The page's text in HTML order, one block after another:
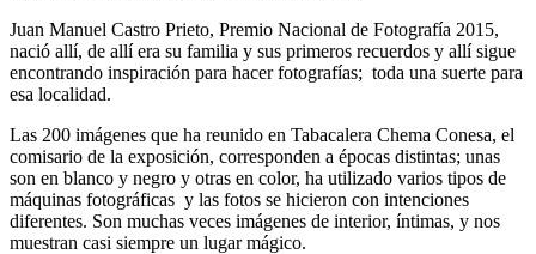
Juan Manuel Castro Prieto, Premio Nacional de Fotografía 2015,
nació allí, de allí era su familia y sus primeros recuerdos y allí sigue
encontrando inspiración para hacer fotografías; toda una suerte para
esa localidad.
Las 200 imágenes que ha reunido en Tabacalera Chema Conesa, el
comisario de la exposición, corresponden a épocas distintas; unas
son en blanco y negro y otras en color, ha utilizado varios tipos de
máquinas fotográficas y las fotos se hicieron con intenciones
diferentes. Son muchas veces imágenes de interior, íntimas, y nos
muestran casi siempre un lugar mágico.